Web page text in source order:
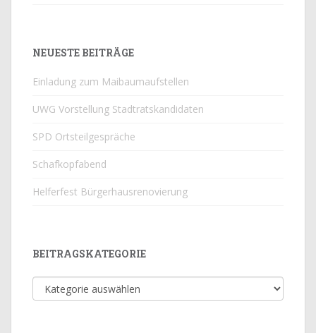
NEUESTE BEITRÄGE
Einladung zum Maibaumaufstellen
UWG Vorstellung Stadtratskandidaten
SPD Ortsteilgespräche
Schafkopfabend
Helferfest Bürgerhausrenovierung
BEITRAGSKATEGORIE
Beitragskategorie